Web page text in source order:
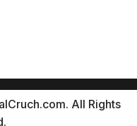
All Rights